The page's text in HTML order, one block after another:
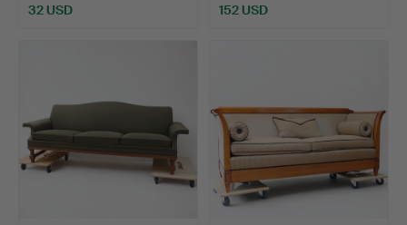
32 USD 152 USD